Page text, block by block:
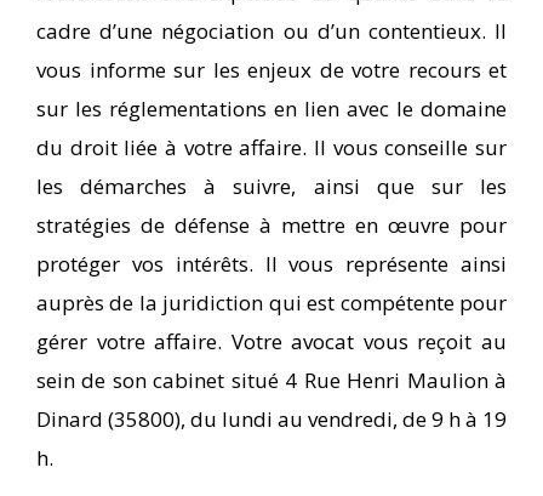
cadre d’une négociation ou d’un contentieux. Il
vous informe sur les enjeux de votre recours et
sur les réglementations en lien avec le domaine
du droit liée à votre affaire. Il vous conseille sur
les démarches à suivre, ainsi que sur les
stratégies de défense à mettre en œuvre pour
protéger vos intérêts. Il vous représente ainsi
auprès de la juridiction qui est compétente pour
gérer votre affaire. Votre avocat vous reçoit au
sein de son cabinet situé 4 Rue Henri Maulion à
Dinard (35800), du lundi au vendredi, de 9 h à 19
h.